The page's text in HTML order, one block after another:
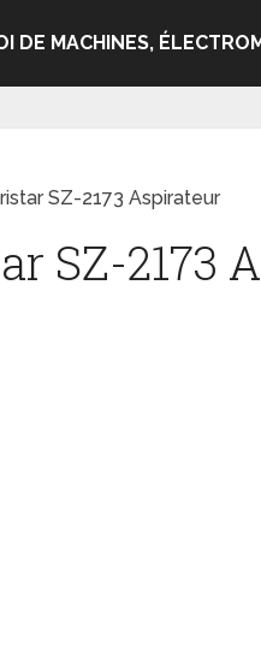
DE MACHINES,
SZ-2173 Aspirateur
SZ-2173